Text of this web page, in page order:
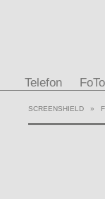
Telefon FoTo
SCREENSHIELD »